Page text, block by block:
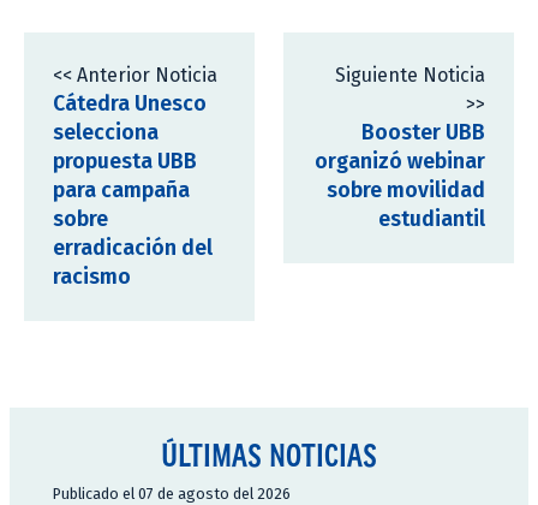
<< Anterior Noticia
Cátedra Unesco
selecciona
propuesta UBB
para campaña
sobre
erradicación del
racismo
Siguiente Noticia
>>
Booster UBB
organizó webinar
sobre movilidad
estudiantil
ÚLTIMAS NOTICIAS
Publicado el 07 de agosto del 2026